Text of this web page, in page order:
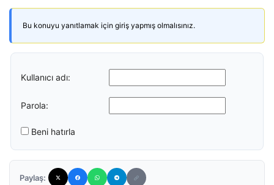
Bu konuyu yanıtlamak için giriş yapmış olmalısınız.
Kullanıcı adı:
Parola:
Beni hatırla
Paylaş: